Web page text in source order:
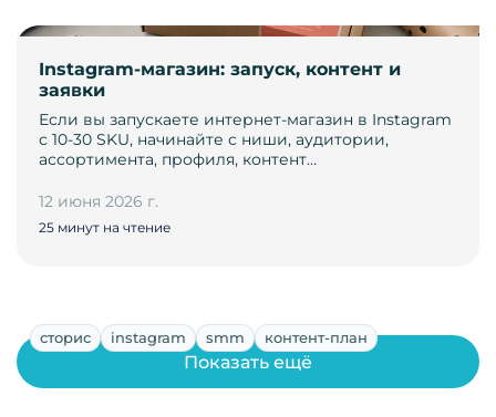
Instagram-магазин: запуск, контент и
заявки
Если вы запускаете интернет-магазин в Instagram
с 10-30 SKU, начинайте с ниши, аудитории,
ассортимента, профиля, контент…
12 июня 2026 г.
25 минут на чтение
сторис instagram smm контент-план
Показать ещё